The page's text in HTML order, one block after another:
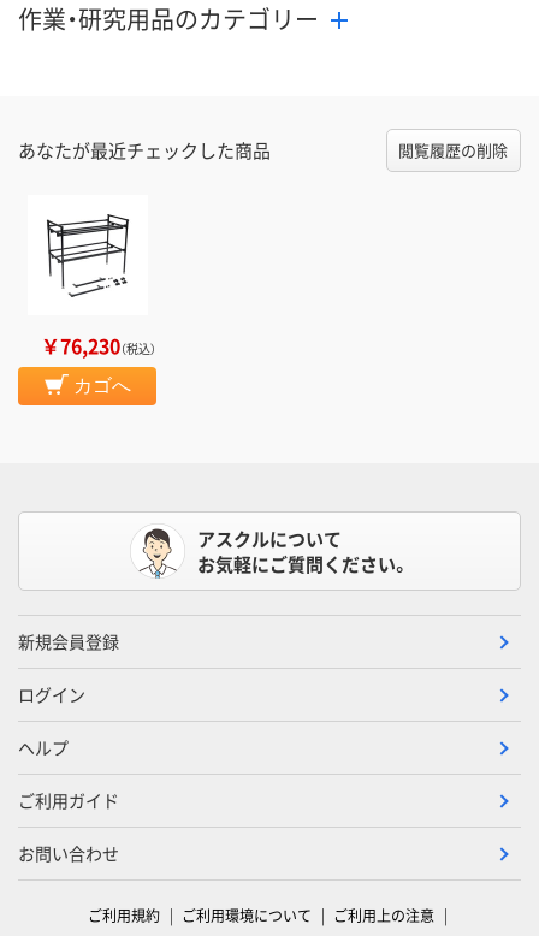
作業・研究用品のカテゴリー
あなたが最近チェックした商品 閲覧履歴の削除
￥76,230（税込）
カゴへ
アスクルについて
お気軽にご質問ください。
新規会員登録
ログイン
ヘルプ
ご利用ガイド
お問い合わせ
ご利用規約 ご利用環境について ご利用上の注意